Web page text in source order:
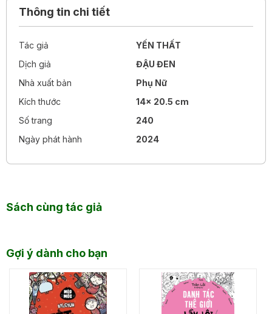
Thông tin chi tiết
Tác giả
YẾN THẤT
Dịch giả
ĐẬU ĐEN
Nhà xuất bản
Phụ Nữ
Kích thước
14x 20.5 cm
Số trang
240
Ngày phát hành
2024
Sách cùng tác giả
Gợi ý dành cho bạn